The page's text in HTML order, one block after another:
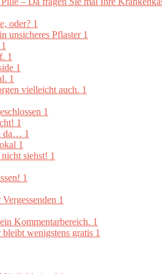
oder? 1
unsicheres Pflaster 1
1
1
1
1
vielleicht auch. 1
1
1
da… 1
1
siehst! 1
1
1
Kommentarbereich. 1
wenigstens gratis 1